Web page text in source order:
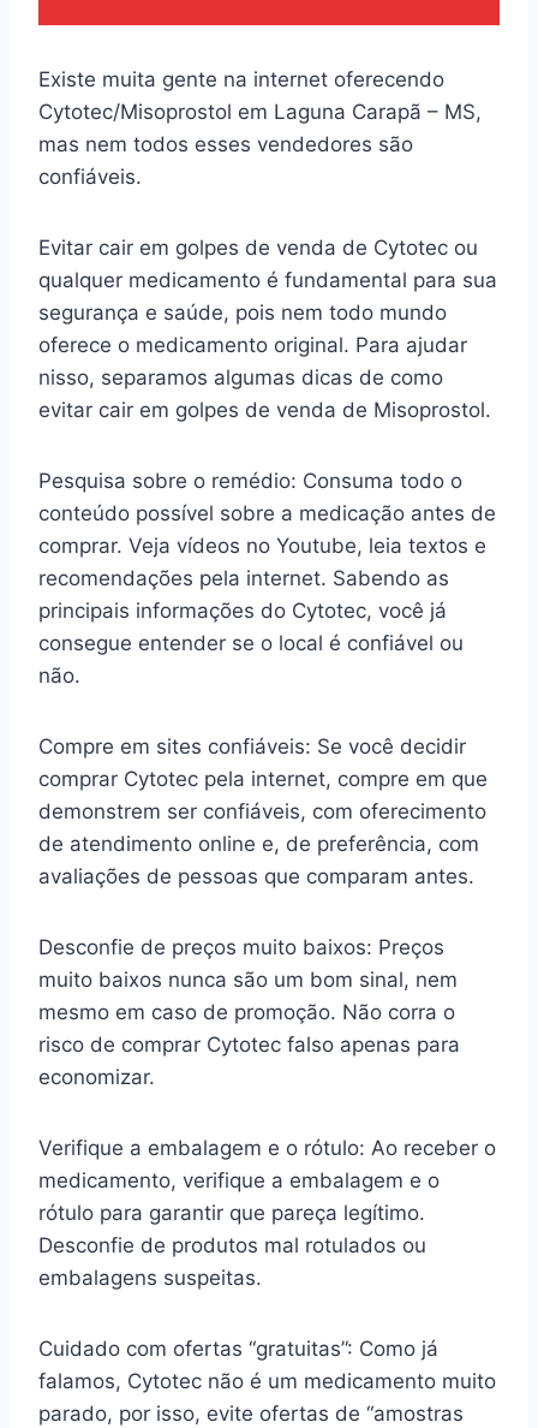
Existe muita gente na internet oferecendo
Cytotec/Misoprostol em Laguna Carapã – MS,
mas nem todos esses vendedores são
confiáveis.
Evitar cair em golpes de venda de Cytotec ou
qualquer medicamento é fundamental para sua
segurança e saúde, pois nem todo mundo
oferece o medicamento original. Para ajudar
nisso, separamos algumas dicas de como
evitar cair em golpes de venda de Misoprostol.
Pesquisa sobre o remédio: Consuma todo o
conteúdo possível sobre a medicação antes de
comprar. Veja vídeos no Youtube, leia textos e
recomendações pela internet. Sabendo as
principais informações do Cytotec, você já
consegue entender se o local é confiável ou
não.
Compre em sites confiáveis: Se você decidir
comprar Cytotec pela internet, compre em que
demonstrem ser confiáveis, com oferecimento
de atendimento online e, de preferência, com
avaliações de pessoas que comparam antes.
Desconfie de preços muito baixos: Preços
muito baixos nunca são um bom sinal, nem
mesmo em caso de promoção. Não corra o
risco de comprar Cytotec falso apenas para
economizar.
Verifique a embalagem e o rótulo: Ao receber o
medicamento, verifique a embalagem e o
rótulo para garantir que pareça legítimo.
Desconfie de produtos mal rotulados ou
embalagens suspeitas.
Cuidado com ofertas “gratuitas”: Como já
falamos, Cytotec não é um medicamento muito
parado, por isso, evite ofertas de “amostras